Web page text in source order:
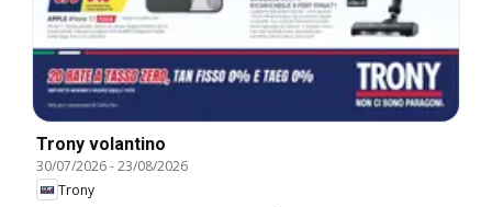
Trony volantino
30/07/2026-23/08/2026
Trony